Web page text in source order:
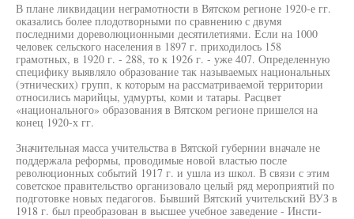
В плане ликвидации неграмотности в Вятском регионе 1920-е гг.
оказались более плодотворными по сравнению с двумя
последними дореволюционными десятилетиями. Если на 1000
человек сельского населения в 1897 г. приходилось 158
грамотных, в 1920 г. - 288, то к 1926 г. - уже 407. Определенную
специфику выявляло образование так называемых национальных
(этнических) групп, к которым на рассматриваемой территории
относились марийцы, удмурты, коми и татары. Расцвет
«национального» образования в Вятском регионе пришелся на
конец 1920-х гг.
Значительная масса учительства в Вятской губернии вначале не
поддержала реформы, проводимые новой властью после
революционных событий 1917 г. и ушла из школ. В связи с этим
советское правительство организовало целый ряд мероприятий по
подготовке новых педагогов. Бывший Вятский учительский ВУЗ в
1918 г. был преобразован в высшее учебное заведение - Инсти-